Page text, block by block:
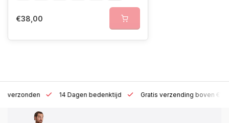
€38,00
h verzonden 14 Dagen bedenktijd Gratis verzending boven